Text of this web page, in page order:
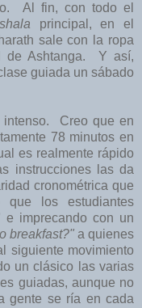
Al fin, con todo el
shala principal, en el
sale con la ropa
de Ashtanga. Y así,
guiada un sábado
intenso. Creo que en
78 minutos en
es realmente rápido
instrucciones las da
cronométrica que
que los estudiantes
e imprecando con un
breakfast?" a quienes
siguiente movimiento
un clásico las varias
guiadas, aunque no
gente se ría en cada